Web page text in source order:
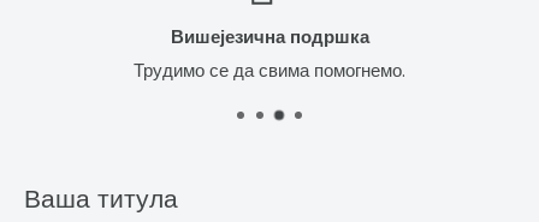
Вишејезична подршка
Трудимо се да свима помогнемо.
Ваша титула